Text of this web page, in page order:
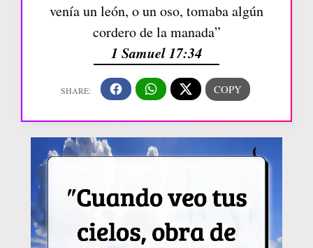
venía un león, o un oso, tomaba algún
cordero de la manada”
1 Samuel 17:34